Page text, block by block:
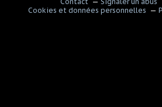
Cookies et données personnelles